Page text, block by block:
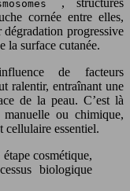
cornée entre elles,
progressive
la surface cutanée.
de facteurs
ralentir, entraînant une
de la peau. C’est là
manuelle ou chimique,
cellulaire essentiel.
cosmétique,
biologique